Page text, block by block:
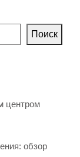
Поиск
центром
обзор